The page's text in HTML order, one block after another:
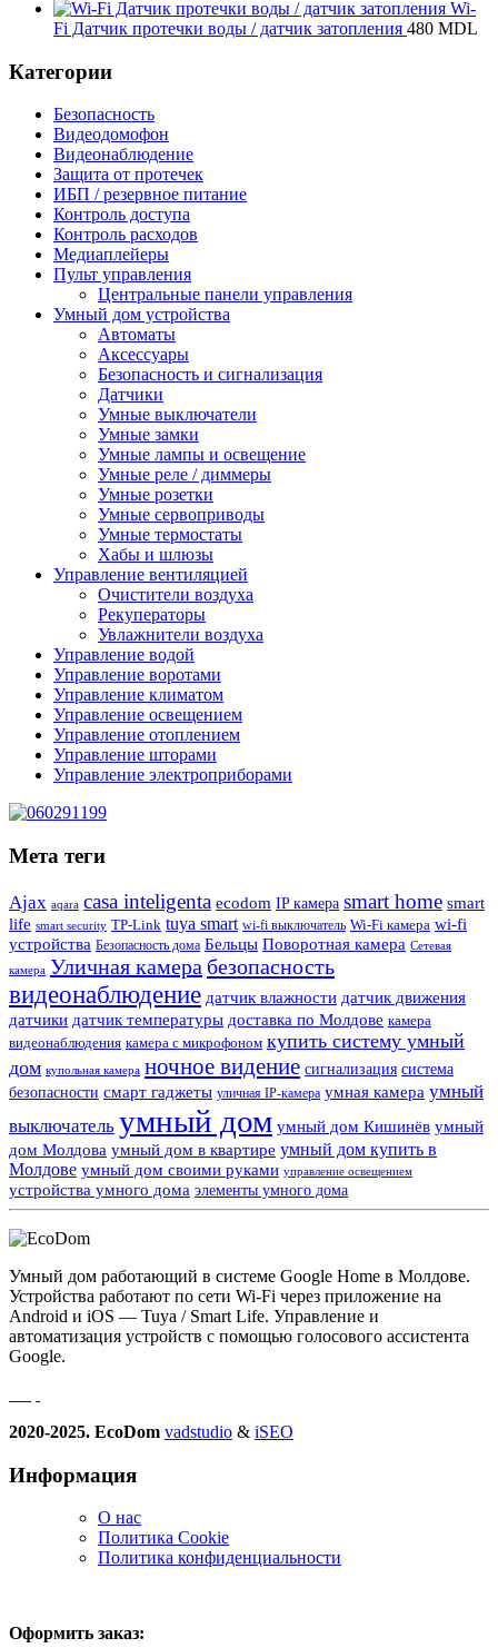
Wi-
Fi Датчик протечки воды / датчик затопления 480 MDL
Категории
Безопасность
Видеодомофон
Видеонаблюдение
Защита от протечек
ИБП / резервное питание
Контроль доступа
Контроль расходов
Медиаплейеры
Пульт управления
Центральные панели управления
Умный дом устройства
Автоматы
Аксессуары
Безопасность и сигнализация
Датчики
Умные выключатели
Умные замки
Умные лампы и освещение
Умные реле / диммеры
Умные розетки
Умные сервоприводы
Умные термостаты
Хабы и шлюзы
Управление вентиляцией
Очистители воздуха
Рекуператоры
Увлажнители воздуха
Управление водой
Управление воротами
Управление климатом
Управление освещением
Управление отоплением
Управление шторами
Управление электроприборами
Мета теги
Ajax aqara casa inteligenta ecodom IP камера smart home smart
life smart security TP-Link tuya smart wi-fi выключатель Wi-Fi камера wi-fi
устройства Безопасность дома Бельцы Поворотная камера Сетевая
камера Уличная камера безопасность
видеонаблюдение датчик влажности датчик движения
датчики датчик температуры доставка по Молдове камера
видеонаблюдения камера с микрофоном купить систему умный
дом купольная камера ночное видение сигнализация система
безопасности смарт гаджеты уличная IP-камера умная камера умный
выключатель умный дом умный дом Кишинёв умный
дом Молдова умный дом в квартире умный дом купить в
Молдове умный дом своими руками управление освещением
устройства умного дома элементы умного дома
Умный дом работающий в системе Google Home в Молдове.
Устройства работают по сети Wi-Fi через приложение на
Android и iOS — Tuya / Smart Life. Управление и
автоматизация устройств с помощью голосового ассистента
Google.
2020-2025. EcoDom vadstudio & iSEO
Информация
О нас
Политика Сookie
Политика конфиденциальности
Оформить заказ: